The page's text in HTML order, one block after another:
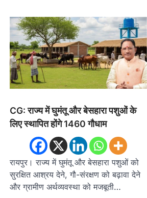
CG: राज्य में घुमंतू और बेसहारा पशुओं के
लिए स्थापित होंगे 1460 गौधाम
रायपुर। राज्य में घुमंतू और बेसहारा पशुओं को
सुरक्षित आश्रय देने, गौ-संरक्षण को बढ़ावा देने
और ग्रामीण अर्थव्यवस्था को मजबूती…